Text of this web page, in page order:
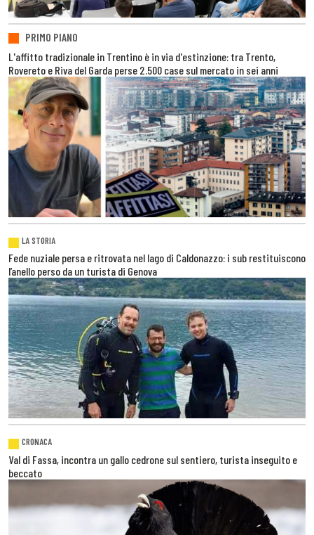
PRIMO PIANO
L'affitto tradizionale in Trentino è in via d'estinzione: tra Trento,
Rovereto e Riva del Garda perse 2.500 case sul mercato in sei anni
LA STORIA
Fede nuziale persa e ritrovata nel lago di Caldonazzo: i sub restituiscono
l’anello perso da un turista di Genova
CRONACA
Val di Fassa, incontra un gallo cedrone sul sentiero, turista inseguito e
beccato